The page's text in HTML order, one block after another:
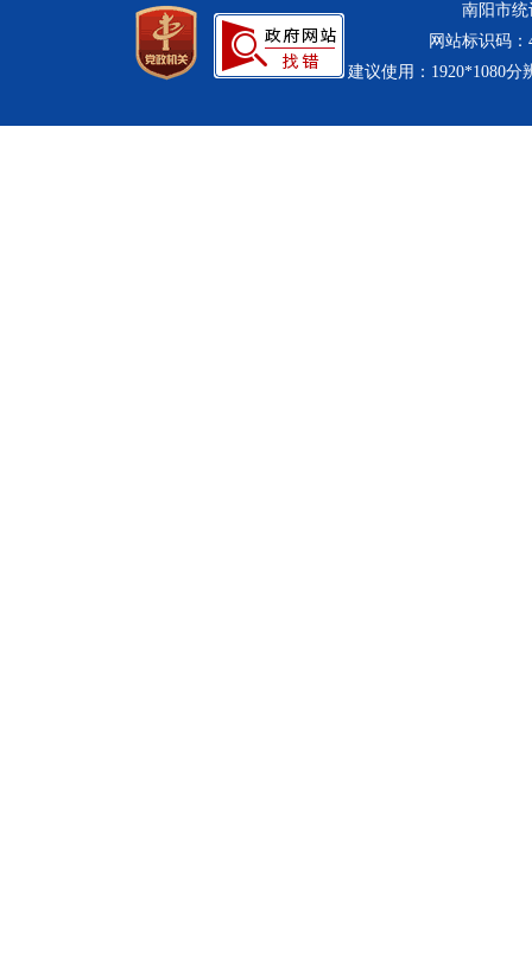
南阳市统
网站标识码：
建议使用：1920*1080